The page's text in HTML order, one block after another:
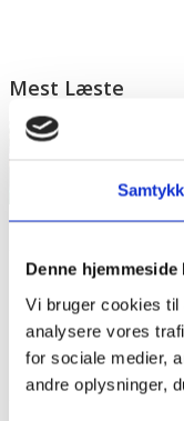
Denne
Vi bruger cookies
analysere vores
for sociale medier,
andre oplysninger,
Mest Læste